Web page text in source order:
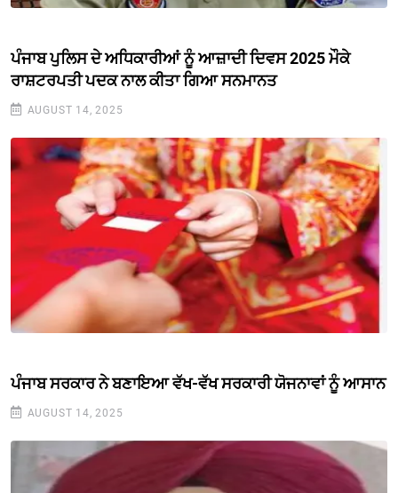
ਪੰਜਾਬ ਪੁਲਿਸ ਦੇ ਅਧਿਕਾਰੀਆਂ ਨੂੰ ਆਜ਼ਾਦੀ ਦਿਵਸ 2025 ਮੌਕੇ
ਰਾਸ਼ਟਰਪਤੀ ਪਦਕ ਨਾਲ ਕੀਤਾ ਗਿਆ ਸਨਮਾਨਤ
AUGUST 14, 2025
ਪੰਜਾਬ ਸਰਕਾਰ ਨੇ ਬਣਾਇਆ ਵੱਖ-ਵੱਖ ਸਰਕਾਰੀ ਯੋਜਨਾਵਾਂ ਨੂੰ ਆਸਾਨ
AUGUST 14, 2025